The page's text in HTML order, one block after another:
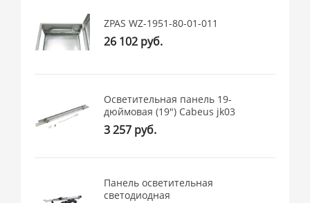
ZPAS WZ-1951-80-01-011
26 102 руб.
Осветительная панель 19-
дюймовая (19") Cabeus jk03
3 257 руб.
Панель осветительная
светодиодная